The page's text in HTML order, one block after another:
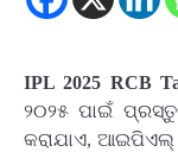
IPL 2025 RCB
୨୦୨୫ ପାଇଁ
କରାଯାଏ, ଆଇପିଏଲ୍